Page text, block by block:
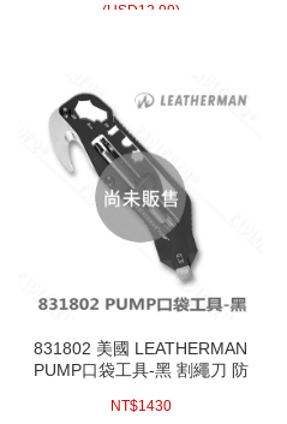
(USD12.99)
831802 美國 LEATHERMAN
PUMP口袋工具-黑 割繩刀 防
NT$1430